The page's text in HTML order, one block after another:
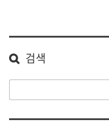
검색